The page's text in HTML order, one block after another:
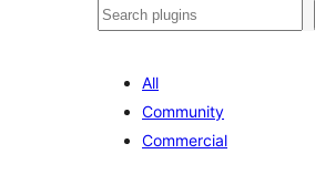
Որոնել
All
Community
Commercial